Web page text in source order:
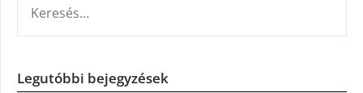
Legutóbbi bejegyzések